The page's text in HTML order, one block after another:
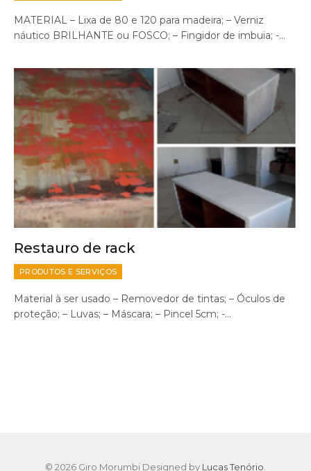
MATERIAL – Lixa de 80 e 120 para madeira; – Verniz
náutico BRILHANTE ou FOSCO; – Fingidor de imbuia; -…
Restauro de rack
PRODUTOS E SERVIÇOS
Material à ser usado – Removedor de tintas; – Óculos de
proteção; – Luvas; – Máscara; – Pincel 5cm; -…
© 2026 Giro Morumbi Designed by Lucas Tenório